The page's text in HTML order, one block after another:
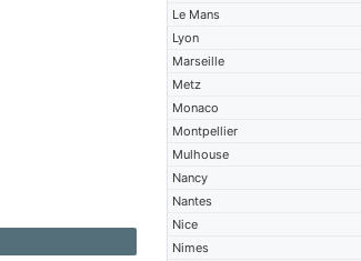
Le Mans
Lyon
Marseille
Metz
Monaco
Montpellier
Mulhouse
Nancy
Nantes
Nice
Nimes